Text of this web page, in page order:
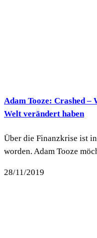
Adam Tooze: Crashed –
Welt verändert haben
Über die Finanzkrise ist
worden. Adam Tooze
28/11/2019